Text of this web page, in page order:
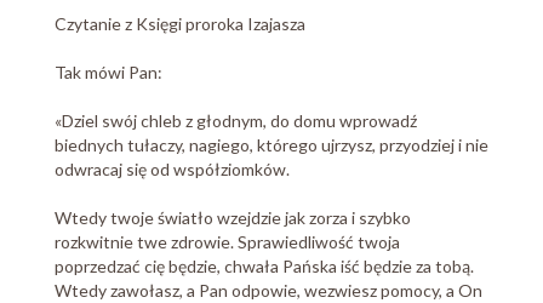
Czytanie z Księgi proroka Izajasza
Tak mówi Pan:
«Dziel swój chleb z głodnym, do domu wprowadź
biednych tułaczy, nagiego, którego ujrzysz, przyodziej i nie
odwracaj się od współziomków.
Wtedy twoje światło wzejdzie jak zorza i szybko
rozkwitnie twe zdrowie. Sprawiedliwość twoja
poprzedzać cię będzie, chwała Pańska iść będzie za tobą.
Wtedy zawołasz, a Pan odpowie, wezwiesz pomocy, a On